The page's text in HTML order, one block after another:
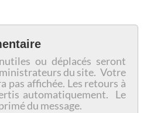
ou déplacés seront
du site. Votre
pas affichée. Les retours à
automatiquement. Le
du message.